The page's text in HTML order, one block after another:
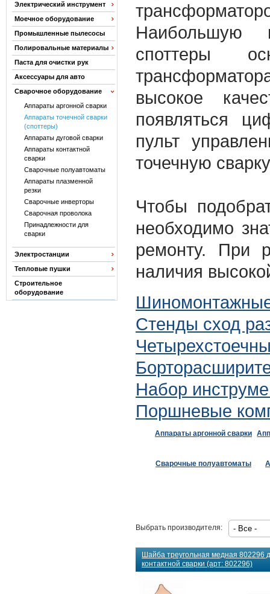
Электрический инструмент
Моечное оборудование
Промышленные пылесосы
Полировальные материалы
Паста для очистки рук
Аксессуары для авто
Сварочное оборудование
Аппараты аргонной сварки
Аппараты точечной сварки
(споттеры)
Аппараты дуговой сварки
Аппараты контактной
сварки
Сварочные полуавтоматы
Аппараты плазменной
резки
Сварочные инверторы
Сварочная проволока
Принадлежности для
сварки
Электростанции
Тепловые пушки
Строительное
оборудование
Наибольшую
споттеры
высокое
появляться
пульт
точечную
Чтобы
необходимо
ремонту. При
наличия
Стенды сход
Набор
Поршневые
Аппараты аргонной сварки
Сварочные полуавтоматы
Выбрать производителя:
Шайба треугольная медная 802296
контактной сварки (арт: 802296)